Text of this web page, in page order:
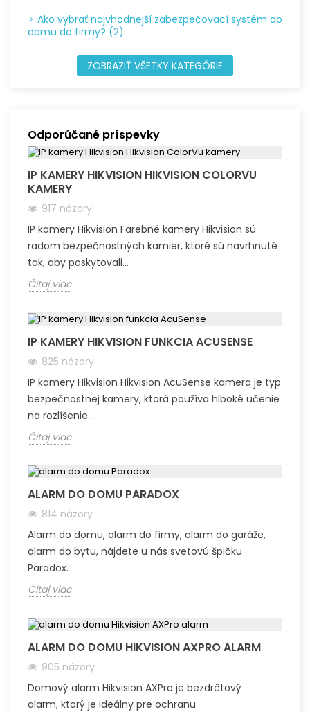
Ako vybrať najvhodnejší zabezpečovací systém do
domu do firmy? (2)
ZOBRAZIŤ VŠETKY KATEGÓRIE
Odporúčané príspevky
IP KAMERY HIKVISION HIKVISION COLORVU
KAMERY
917 názory
IP kamery Hikvision Farebné kamery Hikvision sú
radom bezpečnostných kamier, ktoré sú navrhnuté
tak, aby poskytovali...
Čítaj viac
IP KAMERY HIKVISION FUNKCIA ACUSENSE
825 názory
IP kamery Hikvision Hikvision AcuSense kamera je typ
bezpečnostnej kamery, ktorá používa hlboké učenie
na rozlíšenie...
Čítaj viac
ALARM DO DOMU PARADOX
814 názory
Alarm do domu, alarm do firmy, alarm do garáže,
alarm do bytu, nájdete u nás svetovú špičku
Paradox.
Čítaj viac
ALARM DO DOMU HIKVISION AXPRO ALARM
905 názory
Domový alarm Hikvision AXPro je bezdrôtový
alarm, ktorý je ideálny pre ochranu